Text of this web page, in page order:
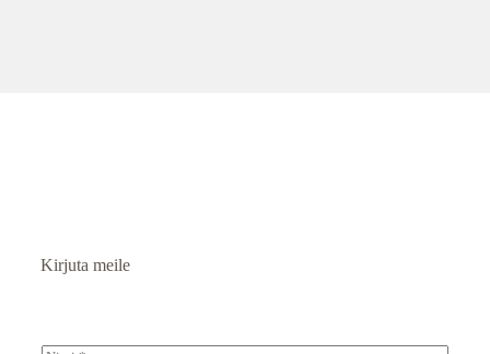
Kirjuta meile